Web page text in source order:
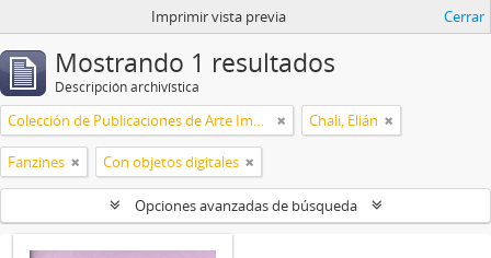
Imprimir vista previa Cerrar
Mostrando 1 resultados
Descripción archivística
Colección de Publicaciones de Arte Impreso Chali, Elián
Fanzines Con objetos digitales
Opciones avanzadas de búsqueda